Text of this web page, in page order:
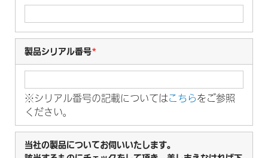
製品シリアル番号*
※シリアル番号の記載についてはこちらをご参照
ください。
当社の製品についてお伺いいたします。